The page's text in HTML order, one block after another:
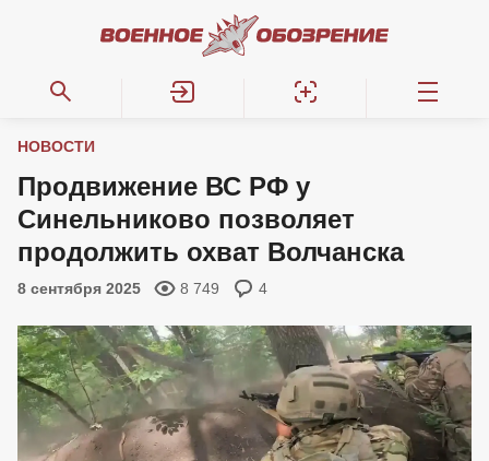
НОВОСТИ
Продвижение ВС РФ у
Синельниково позволяет
продолжить охват Волчанска
8 сентября 2025 8 749 4